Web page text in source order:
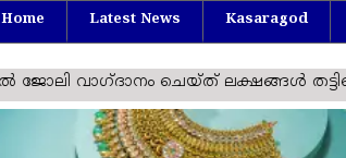
Home Latest News Kasaragod